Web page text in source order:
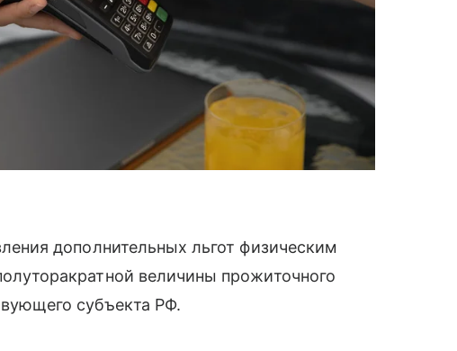
дополнительных льгот физическим
величины прожиточного
субъекта РФ.